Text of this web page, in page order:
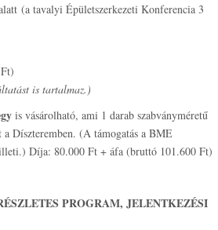
(a tavalyi Épületszerkezeti Konferencia 3
is tartalmaz.)
is vásárolható, ami 1 darab szabványméretű
Díszteremben. (A támogatás a BME
illeti.) Díja: 80.000 Ft + áfa (bruttó 101.600 Ft)
PROGRAM, JELENTKEZÉSI